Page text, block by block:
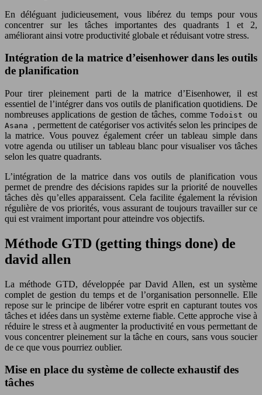
En déléguant judicieusement, vous libérez du temps pour vous
concentrer sur les tâches importantes des quadrants 1 et 2,
améliorant ainsi votre productivité globale et réduisant votre stress.
Intégration de la matrice d’eisenhower dans les outils
de planification
Pour tirer pleinement parti de la matrice d’Eisenhower, il est
essentiel de l’intégrer dans vos outils de planification quotidiens. De
nombreuses applications de gestion de tâches, comme Todoist ou
Asana , permettent de catégoriser vos activités selon les principes de
la matrice. Vous pouvez également créer un tableau simple dans
votre agenda ou utiliser un tableau blanc pour visualiser vos tâches
selon les quatre quadrants.
L’intégration de la matrice dans vos outils de planification vous
permet de prendre des décisions rapides sur la priorité de nouvelles
tâches dès qu’elles apparaissent. Cela facilite également la révision
régulière de vos priorités, vous assurant de toujours travailler sur ce
qui est vraiment important pour atteindre vos objectifs.
Méthode GTD (getting things done) de
david allen
La méthode GTD, développée par David Allen, est un système
complet de gestion du temps et de l’organisation personnelle. Elle
repose sur le principe de libérer votre esprit en capturant toutes vos
tâches et idées dans un système externe fiable. Cette approche vise à
réduire le stress et à augmenter la productivité en vous permettant de
vous concentrer pleinement sur la tâche en cours, sans vous soucier
de ce que vous pourriez oublier.
Mise en place du système de collecte exhaustif des
tâches